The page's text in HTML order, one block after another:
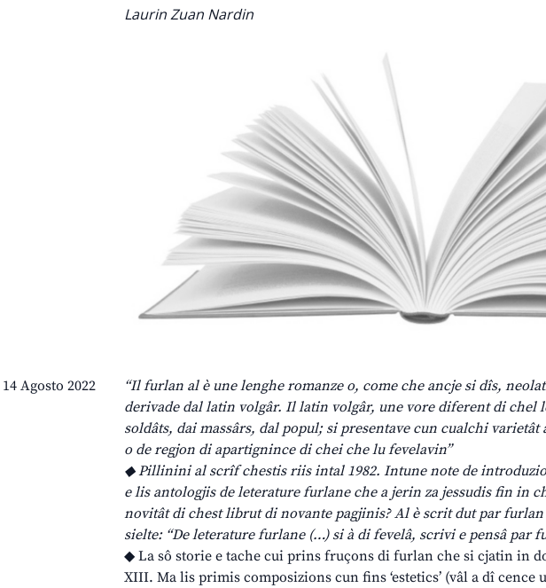
Laurin Zuan Nardin
14 Agosto 2022
“Il furlan al è une lenghe romanze o, come che ancje si dîs,
derivade dal latin volgâr. Il latin volgâr, une vore diferent di chel
soldâts, dai massârs, dal popul; si presentave cun cualchi varietât
o de regjon di apartignince di chei che lu fevelavin”
◆ Pillinini al scrîf chestis riis intal 1982. Intune note de
e lis antologjis de leterature furlane che a jerin za jessudis fin in
novitât di chest librut di novante pagjinis? Al è scrit dut par furlan
sielte: “De leterature furlane (…) si à di fevelâ, scrivi e pensâ par
◆ La sô storie e tache cui prins fruçons di furlan che si cjatin in
XIII. Ma lis primis composizions cun fins ‘estetics’ (vâl a dî